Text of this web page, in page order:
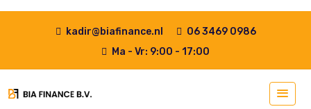
kadir@biafinance.nl
06 3469 0986
Ma - Vr: 9:00 - 17:00